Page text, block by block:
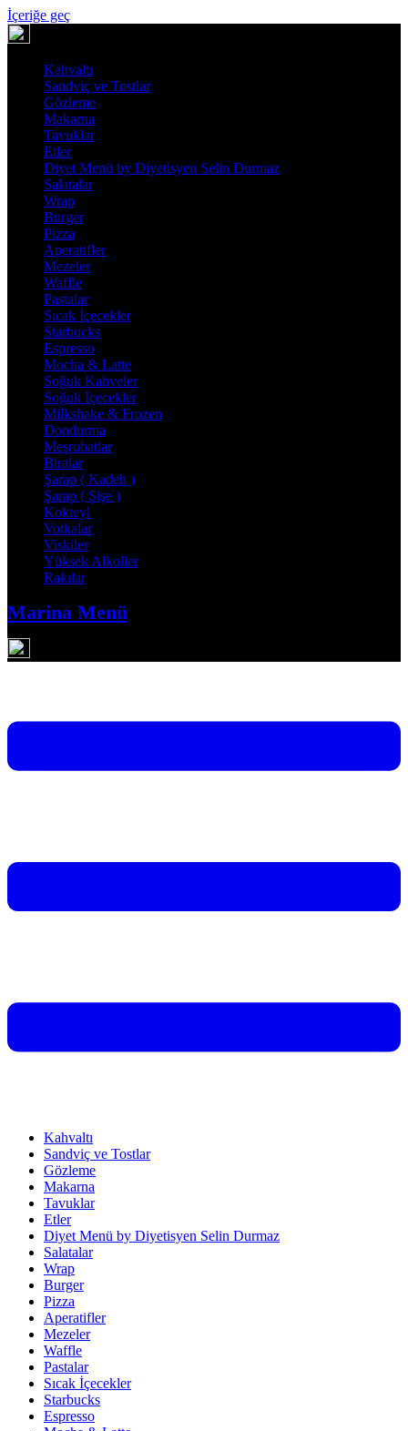
İçeriğe geç
Kahvaltı
Sandviç ve Tostlar
Gözleme
Makarna
Tavuklar
Etler
Diyet Menü by Diyetisyen Selin Durmaz
Salatalar
Wrap
Burger
Pizza
Aperatifler
Mezeler
Waffle
Pastalar
Sıcak İçecekler
Starbucks
Espresso
Mocha & Latte
Soğuk Kahveler
Soğuk İçecekler
Milkshake & Frozen
Dondurma
Meşrubatlar
Biralar
Şarap ( Kadeh )
Şarap ( Şişe )
Kokteyl
Votkalar
Viskiler
Yüksek Alkoller
Rakılar
Marina Menü
Kahvaltı
Sandviç ve Tostlar
Gözleme
Makarna
Tavuklar
Etler
Diyet Menü by Diyetisyen Selin Durmaz
Salatalar
Wrap
Burger
Pizza
Aperatifler
Mezeler
Waffle
Pastalar
Sıcak İçecekler
Starbucks
Espresso